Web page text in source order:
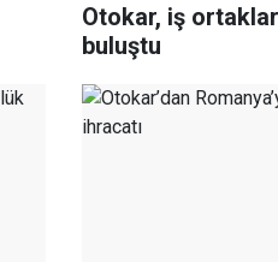
Otokar, iş
buluştu